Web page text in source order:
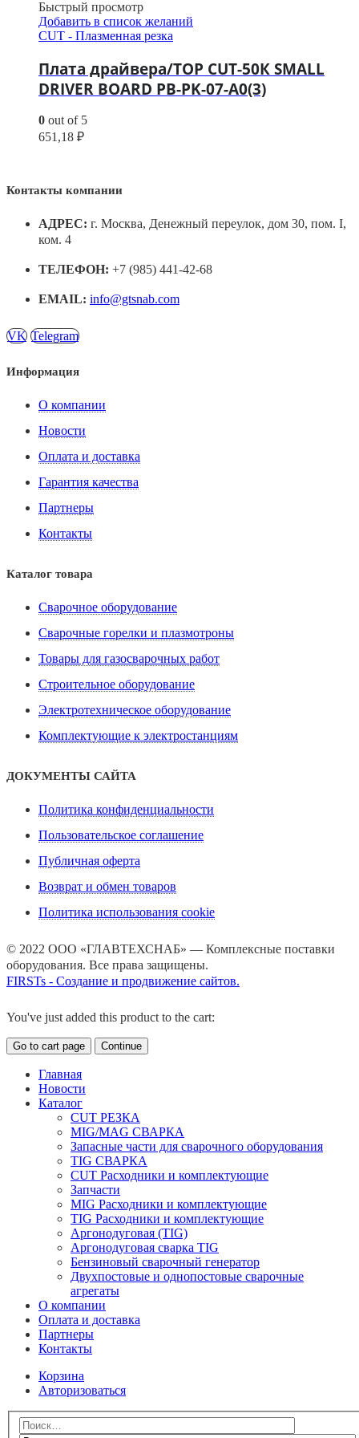
Быстрый просмотр
Добавить в список желаний
CUT - Плазменная резка
Плата драйвера/TOP CUT-50К SMALL
DRIVER BOARD PB-PK-07-A0(3)
0 out of 5
651,18 ₽
Контакты компании
АДРЕС: г. Москва, Денежный переулок, дом 30, пом. I,
ком. 4
ТЕЛЕФОН: +7 (985) 441-42-68
EMAIL: info@gtsnab.com
VK Telegram
Информация
О компании
Новости
Оплата и доставка
Гарантия качества
Партнеры
Контакты
Каталог товара
Сварочное оборудование
Сварочные горелки и плазмотроны
Товары для газосварочных работ
Строительное оборудование
Электротехническое оборудование
Комплектующие к электростанциям
ДОКУМЕНТЫ САЙТА
Политика конфиденциальности
Пользовательское соглашение
Публичная оферта
Возврат и обмен товаров
Политика использования cookie
© 2022 ООО «ГЛАВТЕХСНАБ» — Комплексные поставки
оборудования. Все права защищены.
FIRSTs - Создание и продвижение сайтов.
You've just added this product to the cart:
Go to cart page Continue
Главная
Новости
Каталог
CUT РЕЗКА
MIG/MAG СВАРКА
Запасные части для сварочного оборудования
TIG СВАРКА
CUT Расходники и комплектующие
Запчасти
MIG Расходники и комплектующие
TIG Расходники и комплектующие
Аргонодуговая (TIG)
Аргонодуговая сварка TIG
Бензиновый сварочный генератор
Двухпостовые и однопостовые сварочные
агрегаты
О компании
Оплата и доставка
Партнеры
Контакты
Корзина
Авторизоваться